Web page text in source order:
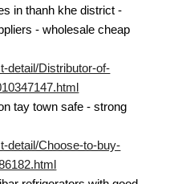
in thanh khe district -
- wholesale cheap
detail/Distributor-of-
tay town safe - strong
detail/Choose-to-buy-